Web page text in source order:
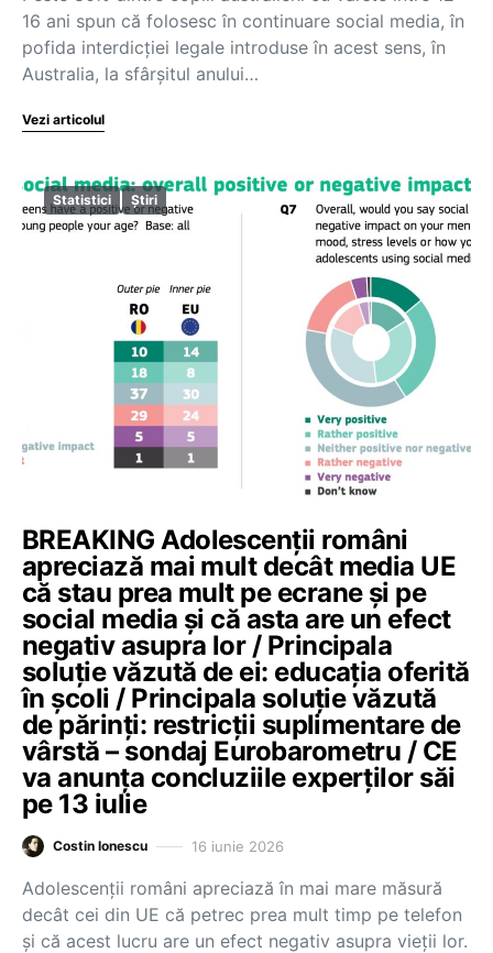
16 ani spun că folosesc în continuare social media, în
pofida interdicției legale introduse în acest sens, în
Australia, la sfârșitul anului…
Vezi articolul
Statistici Știri
BREAKING Adolescenții români
apreciază mai mult decât media UE
că stau prea mult pe ecrane și pe
social media și că asta are un efect
negativ asupra lor / Principala
soluție văzută de ei: educația oferită
în școli / Principala soluție văzută
de părinți: restricții suplimentare de
vârstă – sondaj Eurobarometru / CE
va anunța concluziile experților săi
pe 13 iulie
Costin Ionescu 16 iunie 2026
Adolescenții români apreciază în mai mare măsură
decât cei din UE că petrec prea mult timp pe telefon
și că acest lucru are un efect negativ asupra vieții lor.